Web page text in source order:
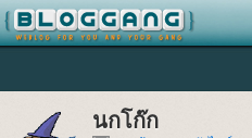
นกโก๊ก